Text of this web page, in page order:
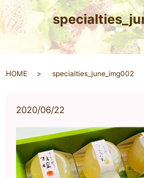
HOME specialties_june_img002
2020/06/22